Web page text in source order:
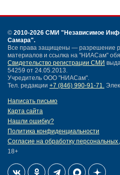
© 2010-2026 СМИ "Независимое
Самара".
Все права защищены — разрешение
материалов и ссылка на "НИАСам"
Свидетельство регистрации СМИ
54259 от 24.05.2013.
Учредитель ООО "НИАСам".
Тел. редакции +7 (846) 990-91-71.
Написать письмо
Карта сайта
Нашли ошибку?
Политика конфиденциальности
Согласие на обработку
18+